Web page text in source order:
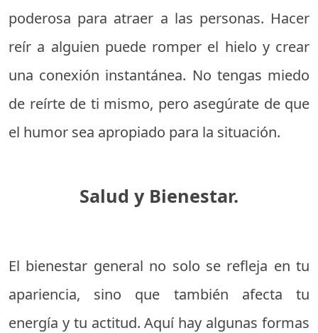
poderosa para atraer a las personas. Hacer
reír a alguien puede romper el hielo y crear
una conexión instantánea. No tengas miedo
de reírte de ti mismo, pero asegúrate de que
el humor sea apropiado para la situación.
Salud y Bienestar.
El bienestar general no solo se refleja en tu
apariencia, sino que también afecta tu
energía y tu actitud. Aquí hay algunas formas